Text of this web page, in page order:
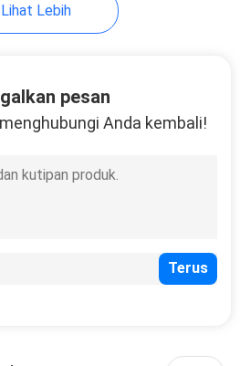
Akar
Lihat Lebih
pesan
Anda kembali!